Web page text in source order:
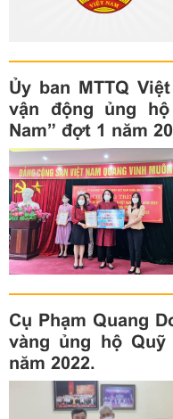
Ủy ban MTTQ
vận động ủng
Nam” đợt 1 năm
Cụ Phạm Quang
vàng ủng hộ Quỹ
năm 2022.